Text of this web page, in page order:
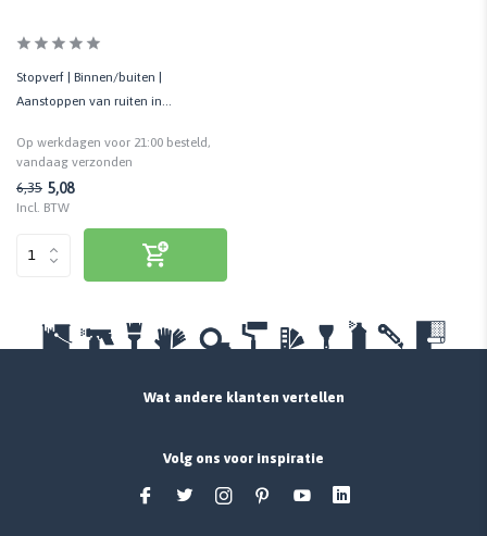
Stopverf | Binnen/buiten |
Aanstoppen van ruiten in
Op werkdagen voor 21:00 besteld,
vandaag verzonden
6,35 5,08
Incl. BTW
Wat andere klanten vertellen
Volg ons voor inspiratie